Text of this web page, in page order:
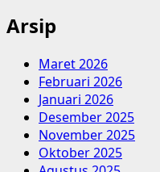
Arsip
Maret 2026
Februari 2026
Januari 2026
Desember 2025
November 2025
Oktober 2025